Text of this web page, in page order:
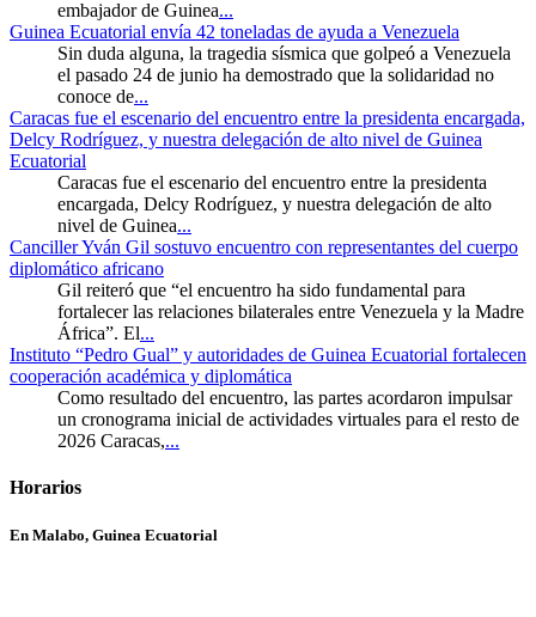
embajador de Guinea...
Guinea Ecuatorial envía 42 toneladas de ayuda a Venezuela
Sin duda alguna, la tragedia sísmica que golpeó a Venezuela
el pasado 24 de junio ha demostrado que la solidaridad no
conoce de...
Caracas fue el escenario del encuentro entre la presidenta encargada,
Delcy Rodríguez, y nuestra delegación de alto nivel de Guinea
Ecuatorial
Caracas fue el escenario del encuentro entre la presidenta
encargada, Delcy Rodríguez, y nuestra delegación de alto
nivel de Guinea...
Canciller Yván Gil sostuvo encuentro con representantes del cuerpo
diplomático africano
Gil reiteró que “el encuentro ha sido fundamental para
fortalecer las relaciones bilaterales entre Venezuela y la Madre
África”. El...
Instituto “Pedro Gual” y autoridades de Guinea Ecuatorial fortalecen
cooperación académica y diplomática
Como resultado del encuentro, las partes acordaron impulsar
un cronograma inicial de actividades virtuales para el resto de
2026 Caracas,...
Horarios
En Malabo, Guinea Ecuatorial